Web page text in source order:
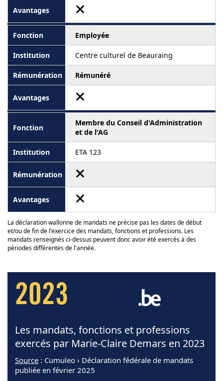
Employée
Centre culturel de Beauraing
Rémunéré
Membre du Conseil d'Administration
et de l'AG
ETA 123
La déclaration wallonne de mandats ne précise pas les dates de début
et/ou de fin de l'exercice des mandats, fonctions et professions. Les
mandats renseignés ci-dessus peuvent donc avoir été exercés à des
périodes différentes de l'année.
2023
Les mandats, fonctions et professions
exercés par Marie-Claire Demars en 2023
Source : Cumuleo › Déclaration fédérale de mandats
publiée en février 2025